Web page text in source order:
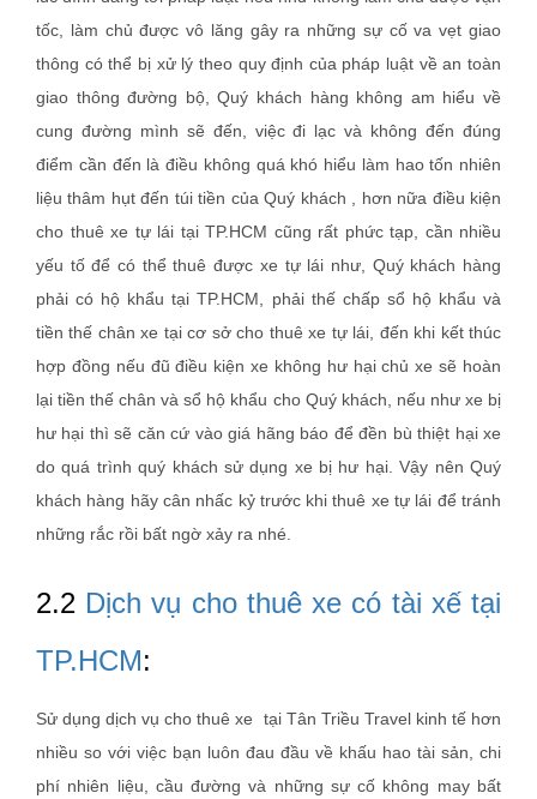
tốc, làm chủ được vô lăng gây ra những sự cố va vẹt giao
thông có thể bị xử lý theo quy định của pháp luật về an toàn
giao thông đường bộ, Quý khách hàng không am hiểu về
cung đường mình sẽ đến, việc đi lạc và không đến đúng
điểm cần đến là điều không quá khó hiểu làm hao tốn nhiên
liệu thâm hụt đến túi tiền của Quý khách , hơn nữa điều kiện
cho thuê xe tự lái tại TP.HCM cũng rất phức tạp, cần nhiều
yếu tố để có thể thuê được xe tự lái như, Quý khách hàng
phải có hộ khẩu tại TP.HCM, phải thế chấp sổ hộ khẩu và
tiền thế chân xe tại cơ sở cho thuê xe tự lái, đến khi kết thúc
hợp đồng nếu đũ điều kiện xe không hư hại chủ xe sẽ hoàn
lại tiền thế chân và sổ hộ khẩu cho Quý khách, nếu như xe bị
hư hại thì sẽ căn cứ vào giá hãng báo để đền bù thiệt hại xe
do quá trình quý khách sử dụng xe bị hư hại. Vậy nên Quý
khách hàng hãy cân nhấc kỷ trước khi thuê xe tự lái để tránh
những rắc rồi bất ngờ xảy ra nhé.
2.2 Dịch vụ cho thuê xe có tài xế tại
TP.HCM:
Sử dụng dịch vụ cho thuê xe tại Tân Triều Travel kinh tế hơn
nhiều so với việc bạn luôn đau đầu về khấu hao tài sản, chi
phí nhiên liệu, cầu đường và những sự cố không may bất